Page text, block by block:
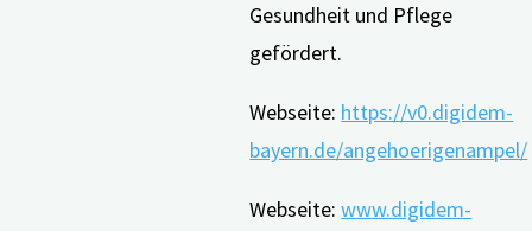
Gesundheit und Pflege
gefördert.
Webseite: https://v0.digidem-
bayern.de/angehoerigenampel/
Webseite:www.digidem-